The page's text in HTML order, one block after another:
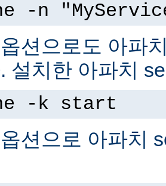
-n
션으로도 아파
설치한 아파치
-k start
션으로 아파치